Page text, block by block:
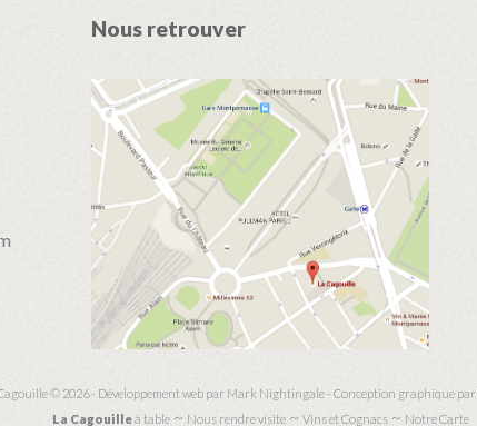
Nous retrouver
© 2026 - Développement web par Mark Nightingale- Conception graphique par
La Cagouilleà table Nous rendre visite Vins et Cognacs Notre Carte